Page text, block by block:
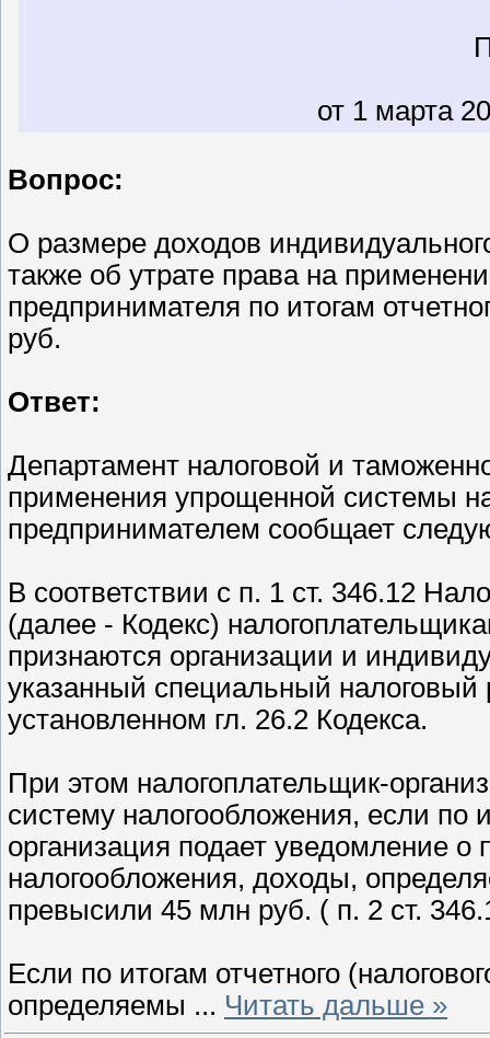
от 1 марта
Вопрос:
О размере доходов
также об утрате права на
предпринимателя по итогам
руб.
Ответ:
Департамент налоговой и
применения упрощенной системы
предпринимателем сообщает
В соответствии с п. 1 ст. 346.12
(далее - Кодекс)
признаются организации и
указанный специальный
установленном гл. 26.2 Кодекса.
При этом налогоплательщик-
систему налогообложения, если по
организация подает уведомление
налогообложения, доходы,
превысили 45 млн руб. ( п. 2 ст.
Если по итогам отчетного
определяемы ... Читать дальше »